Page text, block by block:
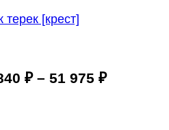
[крест]
₽ – 51 975 ₽